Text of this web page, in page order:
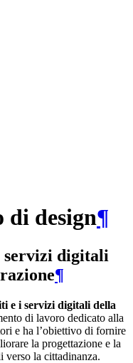
di design¶
servizi digitali
¶
e i servizi digitali della
di lavoro dedicato alla
e ha l’obiettivo di fornire
la progettazione e la
verso la cittadinanza.